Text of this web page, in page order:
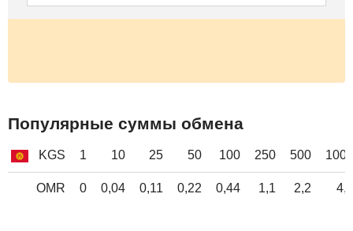
Популярные суммы обмена
KGS 1 10 25 50 100 250 500 1000
OMR 0 0,04 0,11 0,22 0,44 1,1 2,2 4,4